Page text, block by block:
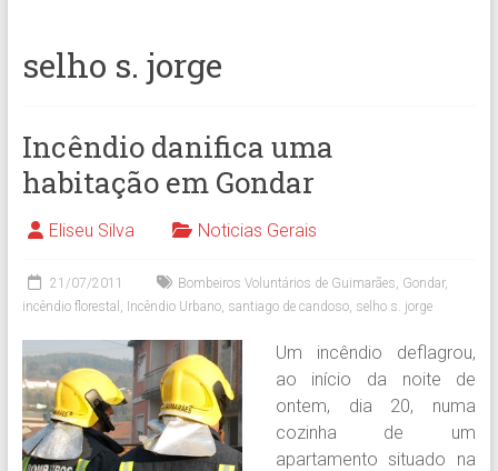
selho s. jorge
Incêndio danifica uma
habitação em Gondar
Eliseu Silva Noticias Gerais
21/07/2011 Bombeiros Voluntários de Guimarães, Gondar,
incêndio florestal , Incêndio Urbano, santiago de candoso, selho s. jorge
Um incêndio deflagrou,
ao início da noite de
ontem, dia 20, numa
cozinha de um
apartamento situado na